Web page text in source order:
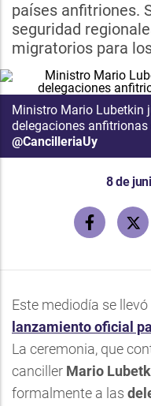
países anfitriones.
seguridad
migratorios para
Ministro Mario Lubetkin
delegaciones
@CancilleriaUy
8 de
Este mediodía se
lanzamiento oficial
La ceremonia, que
canciller Mario
formalmente a las